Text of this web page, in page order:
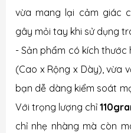
vừa mang lại cảm giác
gây mỏi tay khi sử dụng
- Sản phẩm có kích thước
(Cao x Rộng x Dày), vừa
bạn dễ dàng kiểm soát
Với trọng lượng chỉ
chỉ nhẹ nhàng mà còn